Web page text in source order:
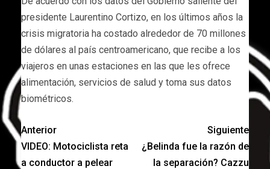
presidente Laurentino Cortizo, en los últimos años la
crisis migratoria ha costado alrededor de 70 millones
de dólares al país centroamericano, que recibe a los
viajeros en unas estaciones en las que les ofrece
alimentación, servicios de salud y toma sus datos
biométricos.
Anterior
VIDEO: Motociclista reta
a conductor a pelear
Siguiente
¿Belinda fue la razón de
la separación? Cazzu